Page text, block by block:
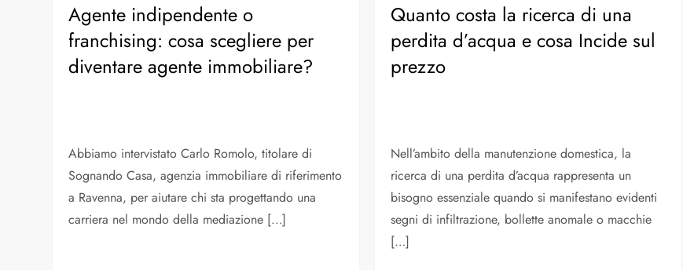
Agente indipendente o
franchising: cosa scegliere per
diventare agente immobiliare?
Abbiamo intervistato Carlo Romolo, titolare di
Sognando Casa, agenzia immobiliare di riferimento
a Ravenna, per aiutare chi sta progettando una
carriera nel mondo della mediazione […]
Quanto costa la ricerca di una
perdita d’acqua e cosa Incide sul
prezzo
Nell’ambito della manutenzione domestica, la
ricerca di una perdita d’acqua rappresenta un
bisogno essenziale quando si manifestano evidenti
segni di infiltrazione, bollette anomale o macchie
[…]